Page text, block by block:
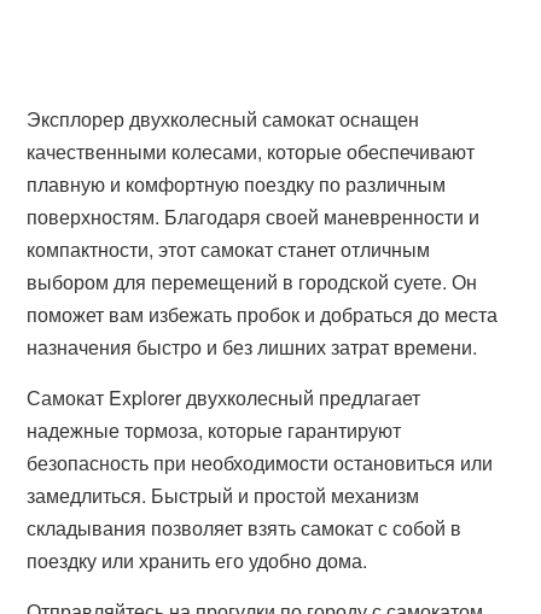
Эксплорер двухколесный самокат оснащен
качественными колесами, которые обеспечивают
плавную и комфортную поездку по различным
поверхностям. Благодаря своей маневренности и
компактности, этот самокат станет отличным
выбором для перемещений в городской суете. Он
поможет вам избежать пробок и добраться до места
назначения быстро и без лишних затрат времени.
Самокат Explorer двухколесный предлагает
надежные тормоза, которые гарантируют
безопасность при необходимости остановиться или
замедлиться. Быстрый и простой механизм
складывания позволяет взять самокат с собой в
поездку или хранить его удобно дома.